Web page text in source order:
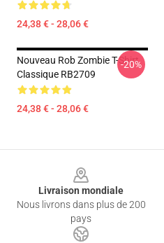
24,38 € - 28,06 €
Nouveau Rob Zombie T-Shirt
Classique RB2709
24,38 € - 28,06 €
-20%
Livraison mondiale
Nous livrons dans plus de 200
pays